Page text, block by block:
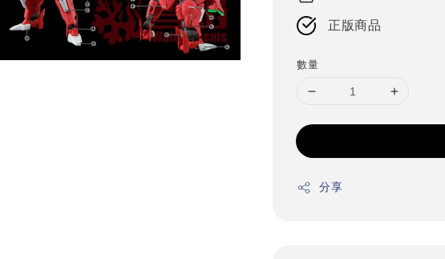
正版商品
數量
分享